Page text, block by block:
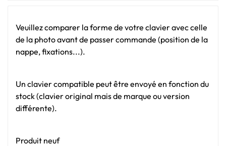
Veuillez comparer la forme de votre clavier avec celle
de la photo avant de passer commande (position de la
nappe, fixations...).
Un clavier compatible peut être envoyé en fonction du
stock (clavier original mais de marque ou version
différente).
Produit neuf